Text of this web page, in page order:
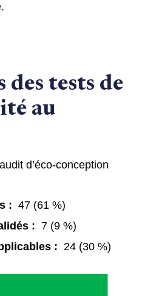
des tests de
au
d’éco-conception
: 47 (61 %)
: 7 (9 %)
: 24 (30 %)